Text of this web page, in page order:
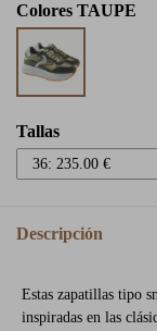
Colores TAUPE
Tallas
Descripción
Estas zapatillas tipo
inspiradas en las